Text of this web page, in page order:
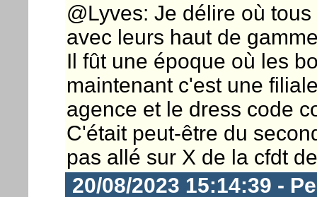
@Lyves: Je délire où
avec leurs haut de
Il fût une époque où les
maintenant c'est une
agence et le dress code
C'était peut-être du
pas allé sur X de la cfdt
20/08/2023 15:14:39 -